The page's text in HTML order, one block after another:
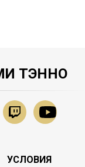
ТЭННО
УСЛОВИЯ